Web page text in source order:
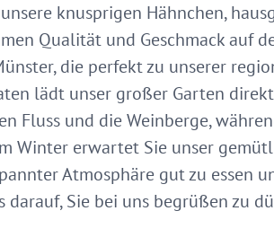
knusprigen Hähnchen,
Qualität und Geschmack auf
die perfekt zu unserer
lädt unser großer Garten
Fluss und die Weinberge,
Winter erwartet Sie unser
Atmosphäre gut zu essen
Sie bei uns begrüßen zu